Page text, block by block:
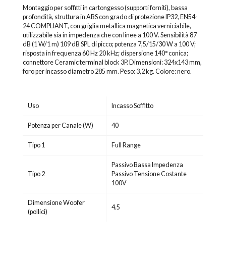
Montaggio per soffitti in cartongesso (supporti forniti), bassa
profondità, struttura in ABS con grado di protezione IP32, EN54-
24 COMPLIANT, con griglia metallica magnetica verniciabile,
utilizzabile sia in impedenza che con linee a 100 V. Sensibilità 87
dB (1 W/1 m) 109 dB SPL di picco; potenza 7,5/15/30 W a 100 V;
risposta in frequenza 60 Hz 20 kHz; dispersione 140° conica;
connettore Ceramic terminal block 3P. Dimensioni: 324x143 mm,
foro per incasso diametro 285 mm. Peso: 3,2 kg. Colore: nero.
Uso Incasso Soffitto
Potenza per Canale (W) 40
Tipo 1 Full Range
Tipo 2
Passivo Bassa Impedenza
Passivo Tensione Costante
100V
Dimensione Woofer
(pollici)
4.5